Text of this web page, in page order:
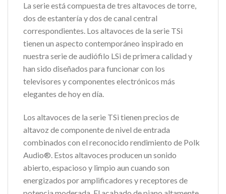
La serie está compuesta de tres altavoces de torre,
dos de estantería y dos de canal central
correspondientes. Los altavoces de la serie TSi
tienen un aspecto contemporáneo inspirado en
nuestra serie de audiófilo LSi de primera calidad y
han sido diseñados para funcionar con los
televisores y componentes electrónicos más
elegantes de hoy en día.
Los altavoces de la serie TSi tienen precios de
altavoz de componente de nivel de entrada
combinados con el reconocido rendimiento de Polk
Audio®. Estos altavoces producen un sonido
abierto, espacioso y limpio aun cuando son
energizados por amplificadores y receptores de